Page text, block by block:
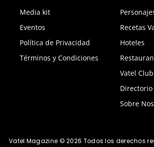
Media kit
Eventos
Política de Privacidad
Términos y Condiciones
Recetas
Hoteles
Vatel
Directorio
Sobre
Vatel Magazine © 2026 Todos los derechos